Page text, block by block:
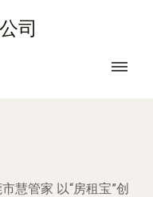
司
慧管家 以“房租宝”创